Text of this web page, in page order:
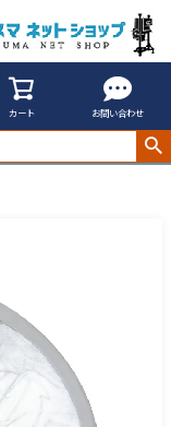
カート お問い合わせ